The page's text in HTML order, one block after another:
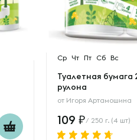
Ср Чт Пт Сб Вс
Туалетная бумага
рулона
от Игоря Артамошина
109 / 250 г. (4 шт)